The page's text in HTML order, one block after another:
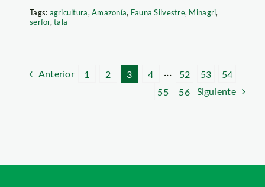
Tags: agricultura,Amazonía, Fauna Silvestre, Minagri,
serfor,tala
Anterior 1 2 3 4 ··· 52 53
54
55
56 Siguiente